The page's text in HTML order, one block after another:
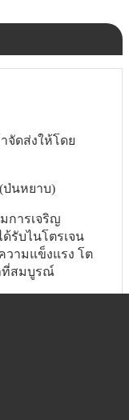
จัดส่งให้โดย
ป่นหยาบ)
การเจริญ
รับไนโตรเจน
วามแข็งแรง โต
ที่สมบูรณ์